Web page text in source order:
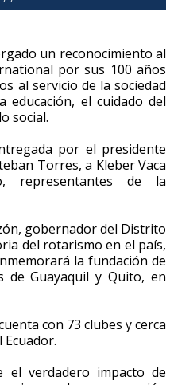
un reconocimiento al
por sus 100 años
al servicio de la sociedad
educación, el cuidado del
social.
por el presidente
Torres, a Kleber Vaca
representantes de la
gobernador del Distrito
del rotarismo en el país,
la fundación de
de Guayaquil y Quito, en
con 73 clubes y cerca
el verdadero impacto de